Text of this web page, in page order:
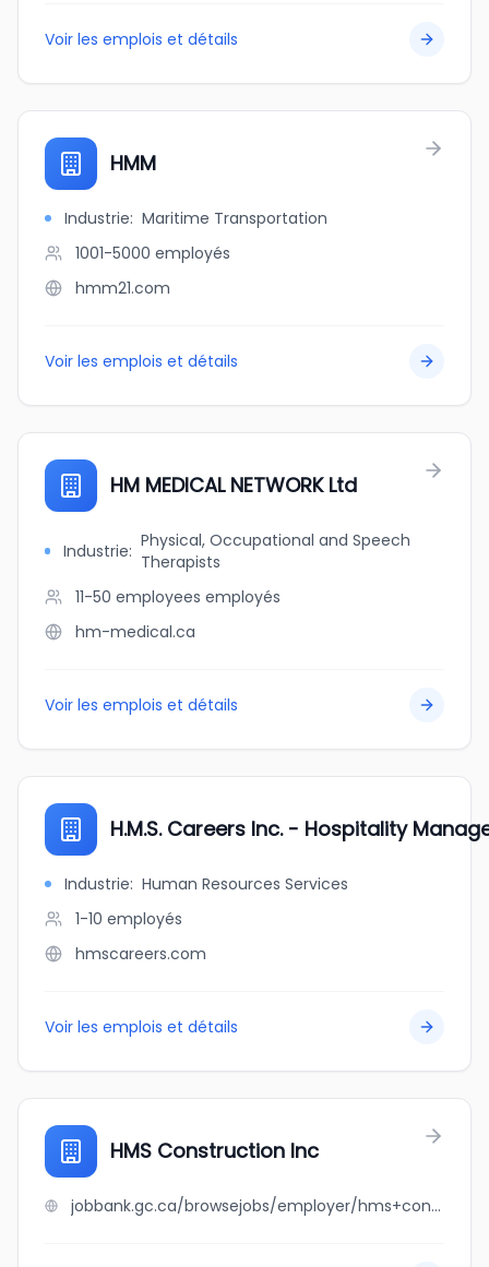
Voir les emplois et détails
HMM
Industrie: Maritime Transportation
1001-5000 employés
hmm21.com
Voir les emplois et détails
HM MEDICAL NETWORK Ltd
Industrie: Physical, Occupational and Speech
Therapists
11-50 employees employés
hm-medical.ca
Voir les emplois et détails
H.M.S. Careers Inc. - Hospitality
Industrie: Human Resources Services
1-10 employés
hmscareers.com
Voir les emplois et détails
HMS Construction Inc
jobbank.gc.ca/browsejobs/employer/hms+construction+inc/ca